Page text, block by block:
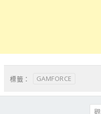
標籤： GAMFORCE